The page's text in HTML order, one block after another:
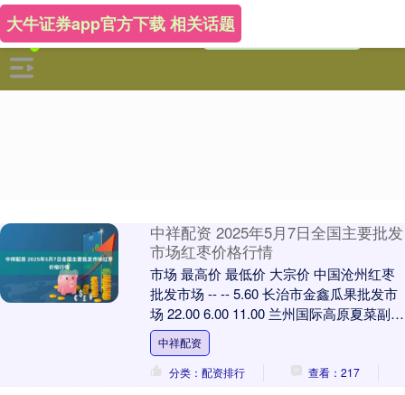
大牛证券app官方下载 相关话题
中祥配资 2025年5月7日全国主要批发
市场红枣价格行情
市场 最高价 最低价 大宗价 中国沧州红枣
批发市场 -- -- 5.60 长治市金鑫瓜果批发市
场 22.00 6.00 11.00 兰州国际高原夏菜副食
品采购中....
中祥配资
分类：配资排行
查看：217